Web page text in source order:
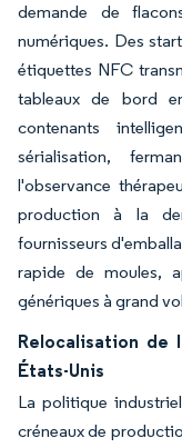
demande de
numériques. Des
étiquettes NFC
tableaux de bord
contenants
sérialisation,
l'observance
production à la
fournisseurs
rapide de moules,
génériques à grand
Relocalisation de
États-Unis
La politique
créneaux de